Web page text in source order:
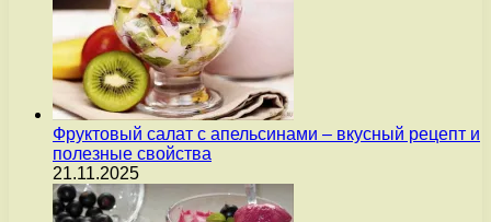
Фруктовый салат с апельсинами – вкусный рецепт и
полезные свойства
21.11.2025